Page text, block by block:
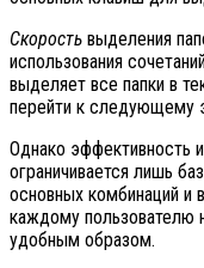
Скорость выделения
использования
выделяет все папки в
перейти к следующему
Однако эффективность
ограничивается лишь
основных комбинаций и
каждому пользователю
удобным образом.